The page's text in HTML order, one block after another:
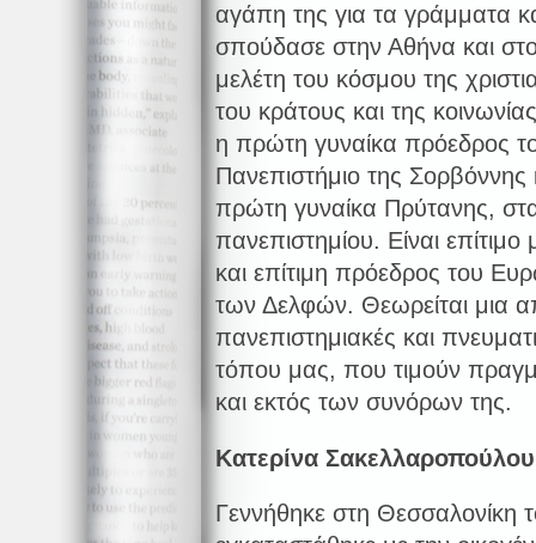
αγάπη της για τα γράμματα
σπούδασε στην Αθήνα και στο
μελέτη του κόσμου της
του κράτους και της
η πρώτη γυναίκα πρόεδρος
Πανεπιστήμιο της Σορβόννης
πρώτη γυναίκα Πρύτανης, στα
πανεπιστημίου. Είναι
και επίτιμη πρόεδρος του
των Δελφών. Θεωρείται μια
πανεπιστημιακές και
τόπου μας, που τιμούν
και εκτός των συνόρων της.
Κατερίνα
Γεννήθηκε στη Θεσσαλονίκη